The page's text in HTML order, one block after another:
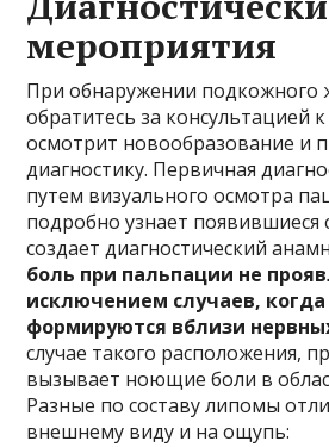
мероприятия
При обнаружении подкожного
обратитесь за консультацией
осмотрит новообразование и
диагностику. Первичная
путем визуального осмотра
подробно узнает
создает диагностический
боль при пальпации не
исключением случаев,
формируются вблизи
случае такого расположения,
вызывает ноющие боли в
Разные по составу липомы
внешнему виду и на ощупь: